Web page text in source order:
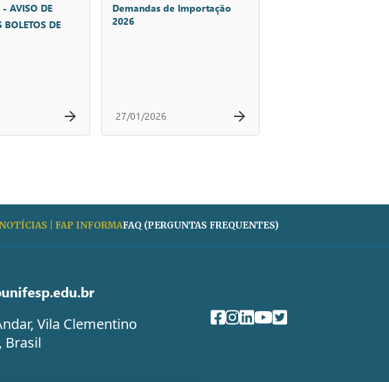
AVISO DE
BOLETOS DE
Demandas de Importação
2026
27/01/2026
NOTÍCIAS | FAP INFORMAFAQ (PERGUNTAS FREQUENTES)
Vila Clementino
Brasil